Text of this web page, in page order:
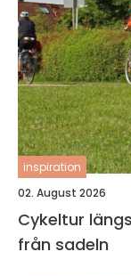
inspiration
02. August 2026
Cykeltur längs göta
från sadeln